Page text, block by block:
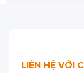
LIÊN HỆ VỚI